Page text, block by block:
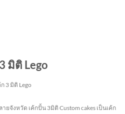
มิติ Lego
ก 3 มิติ Lego
ายจังหวัด เค้กปั้น 3มิติ Custom cakes เป็นเค้ก